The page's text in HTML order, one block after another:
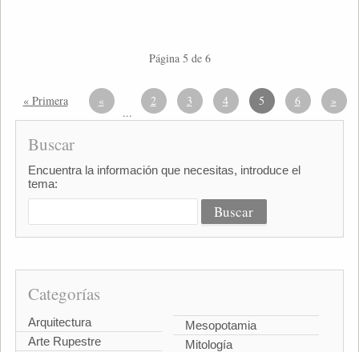
Página 5 de 6
« Primera «
...
2 3 4 5 6 »
Buscar
Encuentra la información que necesitas, introduce el
tema:
Categorías
Arquitectura
Arte Rupestre
Mesopotamia
Mitología